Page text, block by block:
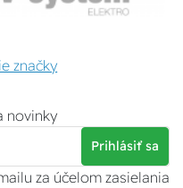
značky
novinky
Prihlásiť sa
za účelom zasielania